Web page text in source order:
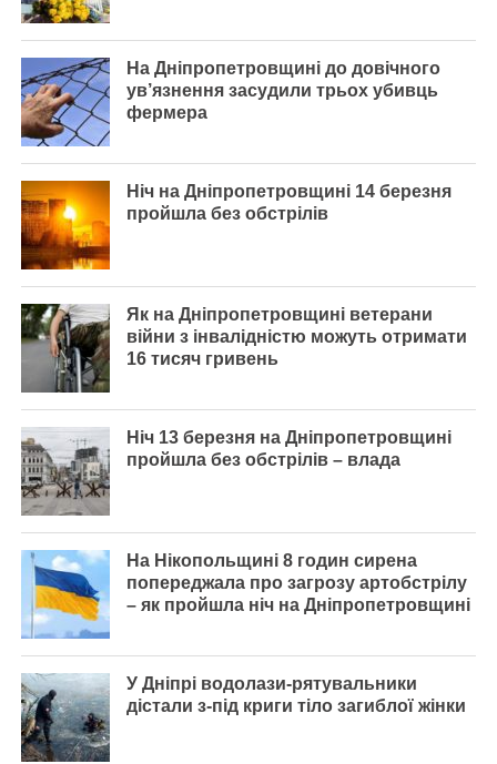
На Дніпропетровщині до довічного
ув’язнення засудили трьох убивць
фермера
Ніч на Дніпропетровщині 14 березня
пройшла без обстрілів
Як на Дніпропетровщині ветерани
війни з інвалідністю можуть отримати
16 тисяч гривень
Ніч 13 березня на Дніпропетровщині
пройшла без обстрілів – влада
На Нікопольщинi 8 годин сирена
попереджала про загрозу артобстрілу
– як пройшла ніч на Дніпропетровщині
У Дніпрі водолази-рятувальники
дістали з-під криги тіло загиблої жінки